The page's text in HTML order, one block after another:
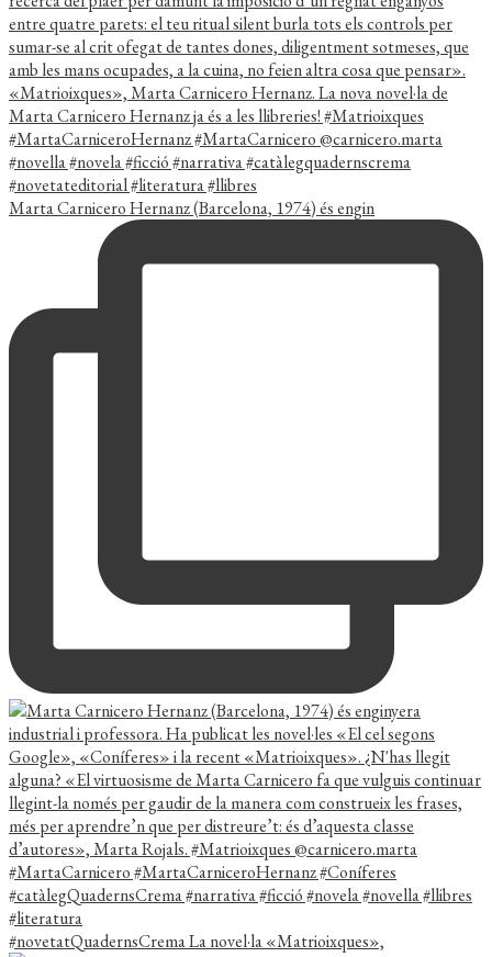
Marta Carnicero Hernanz (Barcelona, 1974) és engin
#novetatQuadernsCrema La novel·la «Matrioixques»,